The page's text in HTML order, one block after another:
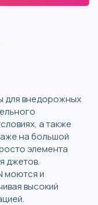
для внедорожных
а также
на большой
элемента
джетов.
моются и
высокий